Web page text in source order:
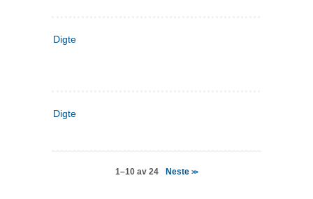
Digte
Digte
1–10 av 24 Neste>>